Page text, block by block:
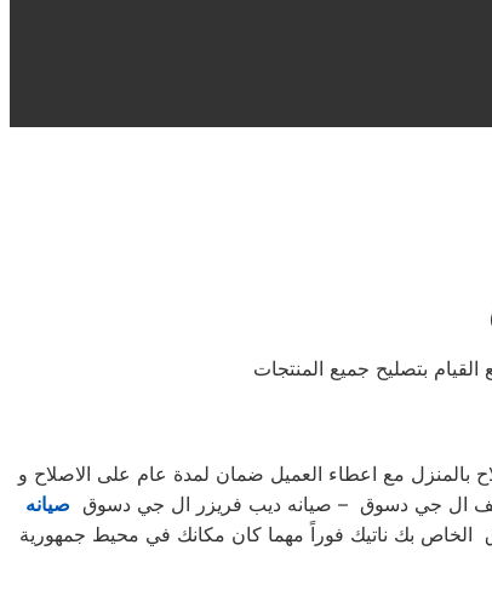
بتصليح جميع المنتجات
مع اعطاء العميل ضمان لمدة عام على الاصلاح و
ال جي دسوق – صيانه ديب فريزر ال جي دسوق صيانه
الخاص بك ناتيك فوراً مهما كان مكانك في محيط جمهورية